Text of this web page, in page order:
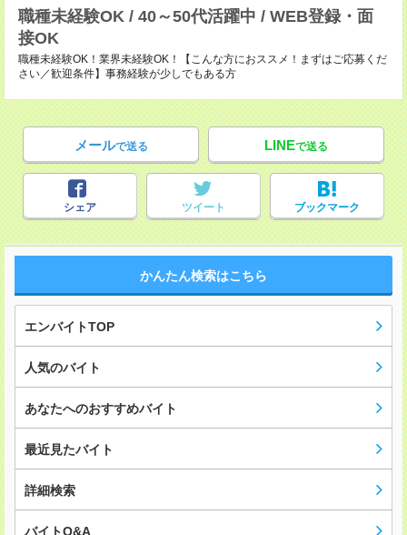
職種未経験OK / 40～50代活躍中 / WEB登録・面
接OK
職種未経験OK！業界未経験OK！【こんな方におススメ！まずはご応募くだ
さい／歓迎条件】事務経験が少しでもある方
メールで送る LINEで送る
シェア ツイート ブックマーク
かんたん検索はこちら
エンバイトTOP
人気のバイト
あなたへのおすすめバイト
最近見たバイト
詳細検索
バイトQ&A